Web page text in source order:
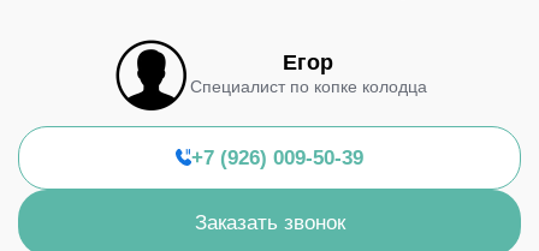
Егор
Специалист по копке колодца
+7 (926) 009-50-39
Заказать звонок